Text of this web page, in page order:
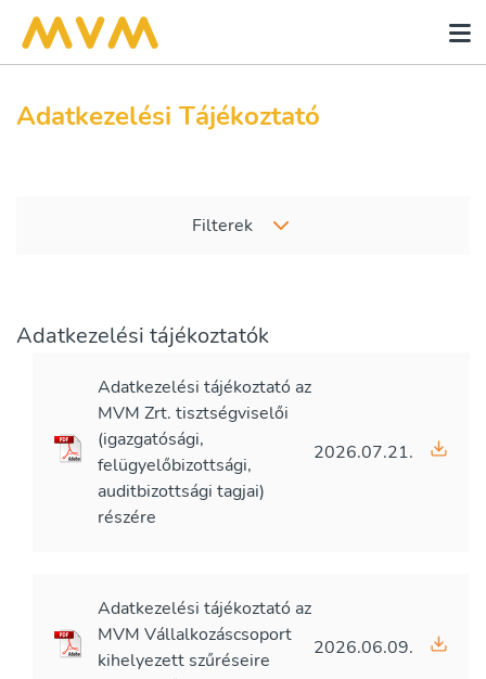
Adatkezelési Tájékoztató
Filterek
Adatkezelési tájékoztatók
Adatkezelési tájékoztató az
MVM Zrt. tisztségviselői
(igazgatósági,
felügyelőbizottsági,
auditbizottsági tagjai)
részére
2026.07.21.
Adatkezelési tájékoztató az
MVM Vállalkozáscsoport
kihelyezett szűréseire
2026.06.09.